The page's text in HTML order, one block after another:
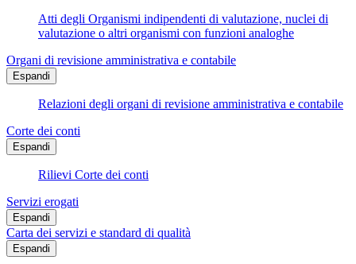
Atti degli Organismi indipendenti di valutazione, nuclei di
valutazione o altri organismi con funzioni analoghe
Organi di revisione amministrativa e contabile
Espandi
Relazioni degli organi di revisione amministrativa e contabile
Corte dei conti
Espandi
Rilievi Corte dei conti
Servizi erogati
Espandi
Carta dei servizi e standard di qualità
Espandi